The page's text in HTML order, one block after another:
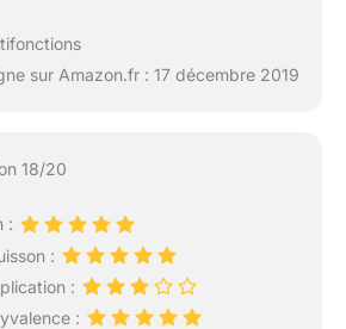
sur Amazon.fr : 17 décembre 2019
18/20
:
:
:
: